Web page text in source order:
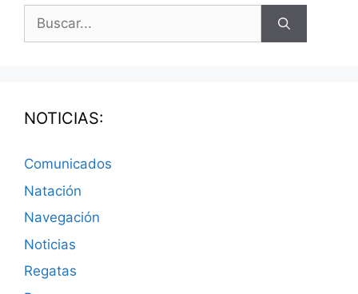
NOTICIAS:
Comunicados
Natación
Navegación
Noticias
Regatas